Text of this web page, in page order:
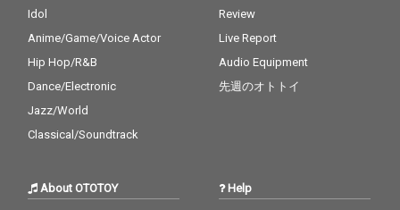
Idol
Anime/Game/Voice Actor
Hip Hop/R&B
Dance/Electronic
Jazz/World
Classical/Soundtrack
Review
Live Report
Audio Equipment
先週のオトトイ
About OTOTOY Help